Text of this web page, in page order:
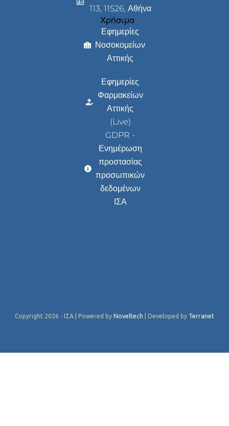
113, 11526, Αθήνα
Χρήσιμα
Εφημερίες
Νοσοκομείων
Αττικής
Εφημερίες
Φαρμακείων
Αττικής
(Live)
GDPR -
Ενημέρωση
προστασίας
προσωπικών
δεδομένων
ΙΣΑ
Copyright 2026 - ΙΣΑ | Powered by Noveltech | Developed by Terranet